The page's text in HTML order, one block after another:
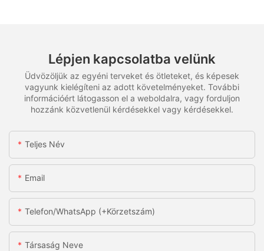
Lépjen kapcsolatba velünk
Üdvözöljük az egyéni terveket és ötleteket, és képesek
vagyunk kielégíteni az adott követelményeket. További
információért látogasson el a weboldalra, vagy forduljon
hozzánk közvetlenül kérdésekkel vagy kérdésekkel.
Teljes Név
Email
Telefon/WhatsApp (+körzetszám)
Társaság Neve